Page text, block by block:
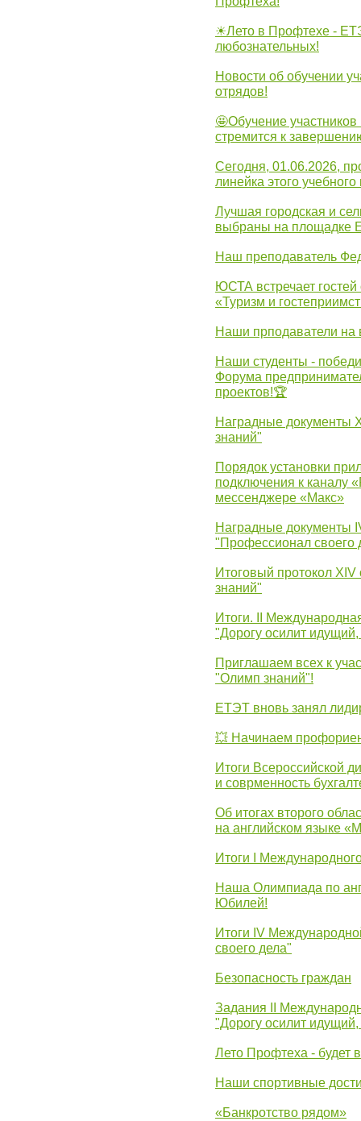
☀Лето в Профтехе -
любознательных!
Новости об обучении
отрядов!
🤩Обучение участников
стремится к
Сегодня, 01.06.2026,
линейка этого учебного
Лучшая городская и
выбраны на площадке
Наш преподаватель
ЮСТА встречает гостей
«Туризм и
Наши прподаватели
Наши студенты -
Форума
проектов!🏆
Наградные документы
знаний"
Порядок установки
подключения к каналу
мессенджере «Макс»
Наградные документы
"Профессионал своего
Итоговый протокол
знаний"
Итоги. II
"Дорогу осилит
Приглашаем всех к
"Олимп знаний"!
ЕТЭТ вновь занял
💥 Начинаем
Итоги Всероссийской
и соврменность
Об итогах второго
на английском языке
Итоги I
Наша Олимпиада по
Юбилей!
Итоги IV
своего дела"
Безопасность граждан
Задания II
"Дорогу осилит
Лето Профтеха - будет
Наши спортивные
«Банкротство рядом»